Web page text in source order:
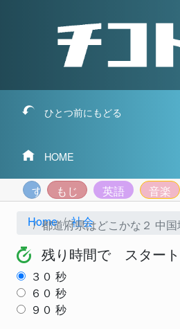
ひとつ前にもどる
HOME
すうじもじ 英語 音楽
Home
社会
都道府県はどこかな２ 中
残り時間で スタート
３０ 秒
６０ 秒
９０ 秒